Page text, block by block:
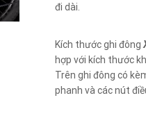
đi dài.
Kích thước ghi đông
hợp với kích thước
Trên ghi đông có
phanh và các nút